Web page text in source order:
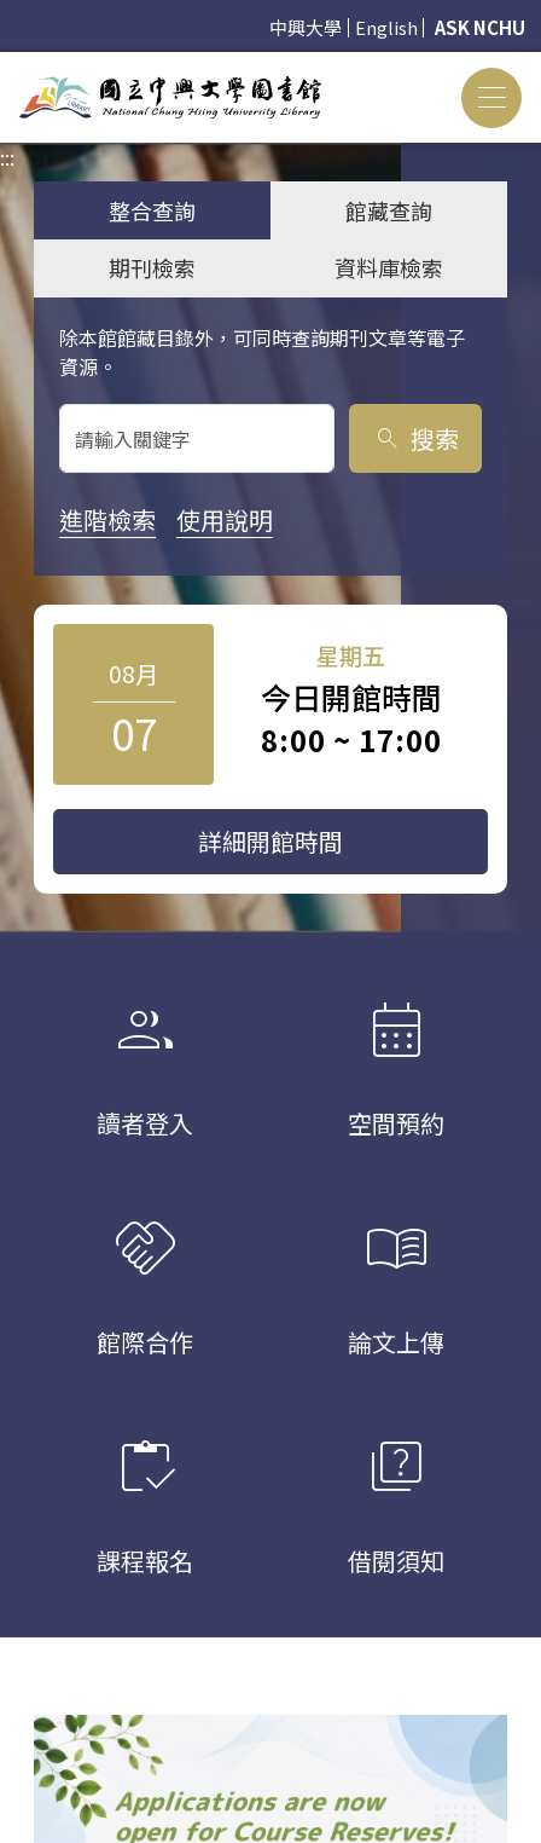
中興大學 English ASK NCHU
:::
整合查詢
館藏查詢
期刊檢索
資料庫檢索
除本館館藏目錄外，可同時查詢期刊文章等電子
資源。
關鍵字搜尋
search 搜索
進階檢索 使用說明
08月
07
星期五
今日開館時間
8:00 ~ 17:00
詳細開館時間
group
讀者登入
calendar_month
空間預約
handshake
館際合作
menu_book
論文上傳
inventory
課程報名
quiz
借閱須知